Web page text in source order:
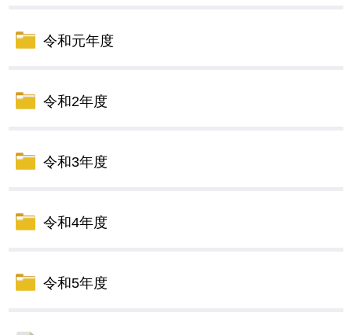
令和元年度
令和2年度
令和3年度
令和4年度
令和5年度